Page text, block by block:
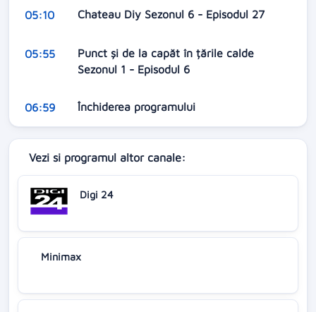
05:10 Chateau Diy Sezonul 6 - Episodul 27
05:55
Punct și de la capăt în țările calde
Sezonul 1 - Episodul 6
06:59 Închiderea programului
Vezi si programul altor canale:
Digi 24
Minimax